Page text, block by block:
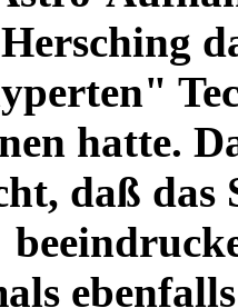
hatte.
daß das